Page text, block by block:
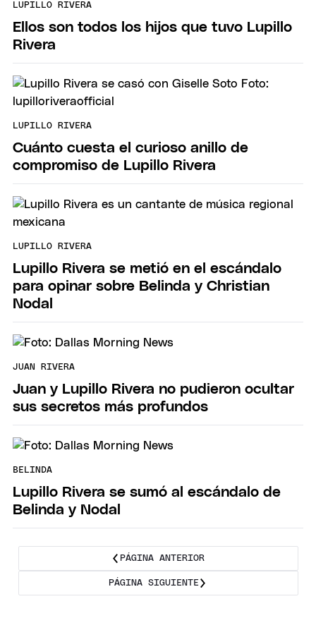
LUPILLO RIVERA
Ellos son todos los hijos que tuvo Lupillo
Rivera
LUPILLO RIVERA
Cuánto cuesta el curioso anillo de
compromiso de Lupillo Rivera
LUPILLO RIVERA
Lupillo Rivera se metió en el escándalo
para opinar sobre Belinda y Christian
Nodal
JUAN RIVERA
Juan y Lupillo Rivera no pudieron ocultar
sus secretos más profundos
BELINDA
Lupillo Rivera se sumó al escándalo de
Belinda y Nodal
PÁGINA ANTERIOR
PÁGINA SIGUIENTE